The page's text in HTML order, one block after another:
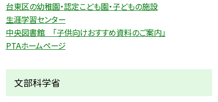
台東区の幼稚園・認定こども園・子どもの施設
生涯学習センター
中央図書館 「子供向けおすすめ資料のご案内」
PTAホームページ
文部科学省